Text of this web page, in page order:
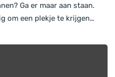
Ga er maar aan staan.
om een plekje te krijgen…